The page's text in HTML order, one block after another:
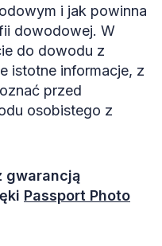
i jak powinna
dowodowej. W
do dowodu z
istotne informacje, z
przed
osobistego z
gwarancją
Passport Photo